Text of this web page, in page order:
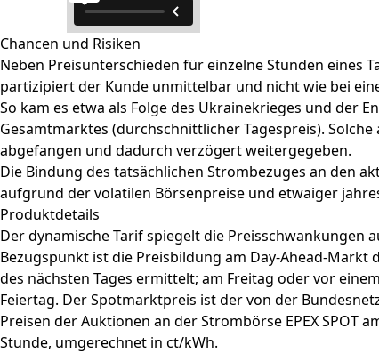
Chancen und Risiken
Neben Preisunterschieden für einzelne Stunden eines
partizipiert der Kunde unmittelbar und nicht wie bei
So kam es etwa als Folge des Ukrainekrieges und der
Gesamtmarktes (durchschnittlicher Tagespreis).
abgefangen und dadurch verzögert weitergegeben.
Die Bindung des tatsächlichen Strombezuges an den
aufgrund der volatilen Börsenpreise und etwaiger
Produktdetails
Der dynamische Tarif spiegelt die
Bezugspunkt ist die Preisbildung am Day-Ahead-Markt
des nächsten Tages ermittelt; am Freitag oder vor
Feiertag. Der Spotmarktpreis ist der von der
Preisen der Auktionen an der Strombörse EPEX
Stunde, umgerechnet in ct/kWh.